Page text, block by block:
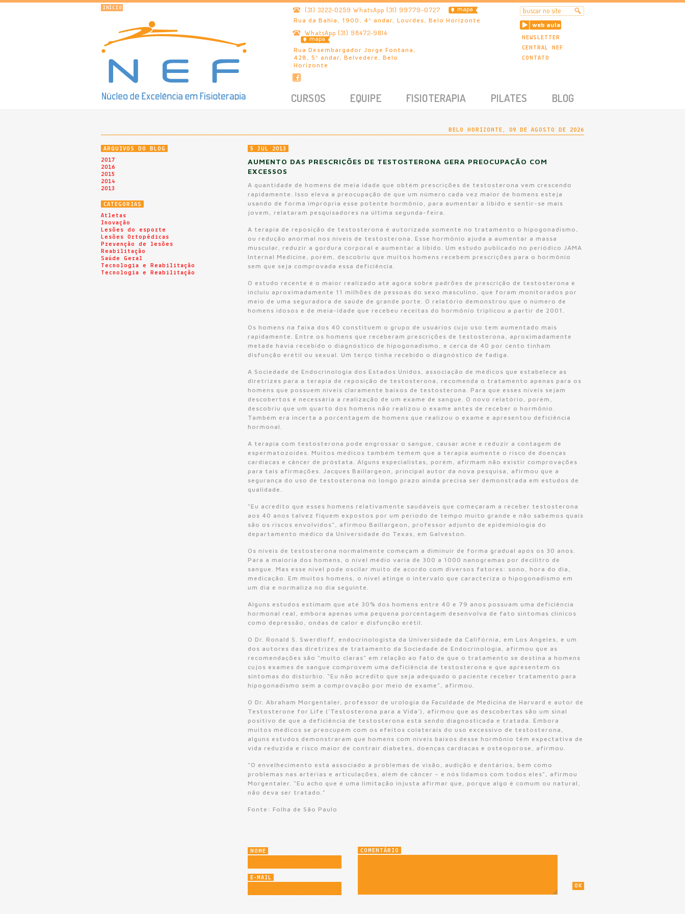
INÍCIO (31) 3222-0259 WhatsApp (31) 99779-0727 mapa
Rua da Bahia, 1900, 4º andar, Lourdes, Belo Horizonte
WhatsApp (31) 98472-9814
mapa
Rua Desembargador Jorge Fontana,
428, 5º andar, Belvedere, Belo
Horizonte
web aula
NEWSLETTER
CENTRAL NEF
CONTATO
CURSOS EQUIPE FISIOTERAPIA PILATES BLOG
BELO HORIZONTE, 09 DE AGOSTO DE 2026
ARQUIVOS DO BLOG
2017
2016
2015
2014
2013
CATEGORIAS
Atletas
Inovação
Lesões do esporte
Lesões Ortopédicas
Prevenção de lesões
Reabilitação
Saúde Geral
Tecnologia e Reabilitação
Tecnologia e Reabilitação
5 JUL 2013
AUMENTO DAS PRESCRIÇÕES DE TESTOSTERONA GERA PREOCUPAÇÃO COM
EXCESSOS
A quantidade de homens de meia idade que obtém prescrições de testosterona vem crescendo
rapidamente. Isso eleva a preocupação de que um número cada vez maior de homens esteja
usando de forma imprópria esse potente hormônio, para aumentar a libido e sentir-se mais
jovem, relataram pesquisadores na última segunda-feira.
A terapia de reposição de testosterona é autorizada somente no tratamento o hipogonadismo,
ou redução anormal nos níveis de testosterona. Esse hormônio ajuda a aumentar a massa
muscular, reduzir a gordura corporal e aumentar a libido. Um estudo publicado no periódico JAMA
Internal Medicine, porém, descobriu que muitos homens recebem prescrições para o hormônio
sem que seja comprovada essa deficiência.
O estudo recente é o maior realizado até agora sobre padrões de prescrição de testosterona e
incluiu aproximadamente 11 milhões de pessoas do sexo masculino, que foram monitorados por
meio de uma seguradora de saúde de grande porte. O relatório demonstrou que o número de
homens idosos e de meia-idade que recebeu receitas do hormônio triplicou a partir de 2001.
Os homens na faixa dos 40 constituem o grupo de usuários cujo uso tem aumentado mais
rapidamente. Entre os homens que receberam prescrições de testosterona, aproximadamente
metade havia recebido o diagnóstico de hipogonadismo, e cerca de 40 por cento tinham
disfunção erétil ou sexual. Um terço tinha recebido o diagnóstico de fadiga.
A Sociedade de Endocrinologia dos Estados Unidos, associação de médicos que estabelece as
diretrizes para a terapia de reposição de testosterona, recomenda o tratamento apenas para os
homens que possuem níveis claramente baixos de testosterona. Para que esses níveis sejam
descobertos é necessária a realização de um exame de sangue. O novo relatório, porém,
descobriu que um quarto dos homens não realizou o exame antes de receber o hormônio.
Também era incerta a porcentagem de homens que realizou o exame e apresentou deficiência
hormonal.
A terapia com testosterona pode engrossar o sangue, causar acne e reduzir a contagem de
espermatozoides. Muitos médicos também temem que a terapia aumente o risco de doenças
cardíacas e câncer de próstata. Alguns especialistas, porém, afirmam não existir comprovações
para tais afirmações. Jacques Baillargeon, principal autor da nova pesquisa, afirmou que a
segurança do uso de testosterona no longo prazo ainda precisa ser demonstrada em estudos de
qualidade.
“Eu acredito que esses homens relativamente saudáveis que começaram a receber testosterona
aos 40 anos talvez fiquem expostos por um período de tempo muito grande e não sabemos quais
são os riscos envolvidos”, afirmou Baillargeon, professor adjunto de epidemiologia do
departamento médico da Universidade do Texas, em Galveston.
Os níveis de testosterona normalmente começam a diminuir de forma gradual após os 30 anos.
Para a maioria dos homens, o nível médio varia de 300 a 1000 nanogramas por decilitro de
sangue. Mas esse nível pode oscilar muito de acordo com diversos fatores: sono, hora do dia,
medicação. Em muitos homens, o nível atinge o intervalo que caracteriza o hipogonadismo em
um dia e normaliza no dia seguinte.
Alguns estudos estimam que até 30% dos homens entre 40 e 79 anos possuam uma deficiência
hormonal real, embora apenas uma pequena porcentagem desenvolva de fato sintomas clínicos
como depressão, ondas de calor e disfunção erétil.
O Dr. Ronald S. Swerdloff, endocrinologista da Universidade da Califórnia, em Los Angeles, e um
dos autores das diretrizes de tratamento da Sociedade de Endocrinologia, afirmou que as
recomendações são “muito claras” em relação ao fato de que o tratamento se destina a homens
cujos exames de sangue comprovem uma deficiência de testosterona e que apresentem os
sintomas do distúrbio. “Eu não acredito que seja adequado o paciente receber tratamento para
hipogonadismo sem a comprovação por meio de exame”, afirmou.
O Dr. Abraham Morgentaler, professor de urologia da Faculdade de Medicina de Harvard e autor de
Testosterone for Life (‘Testosterona para a Vida’), afirmou que as descobertas são um sinal
positivo de que a deficiência de testosterona está sendo diagnosticada e tratada. Embora
muitos médicos se preocupem com os efeitos colaterais do uso excessivo de testosterona,
alguns estudos demonstraram que homens com níveis baixos desse hormônio têm expectativa de
vida reduzida e risco maior de contrair diabetes, doenças cardíacas e osteoporose, afirmou.
“O envelhecimento está associado a problemas de visão, audição e dentários, bem como
problemas nas artérias e articulações, além de câncer – e nós lidamos com todos eles”, afirmou
Morgentaler. “Eu acho que é uma limitação injusta afirmar que, porque algo é comum ou natural,
não deva ser tratado.”
Fonte: Folha de São Paulo
NOME
E-MAIL
COMENTÁRIO